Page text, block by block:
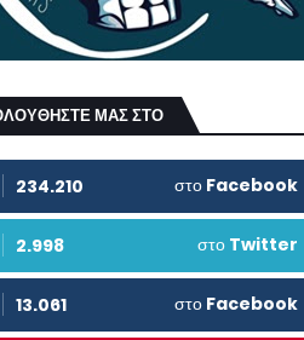
ΜΑΣ ΣΤΟ
234.210 στο Facebook
2.998 στο Twitter
13.061 στο Facebook